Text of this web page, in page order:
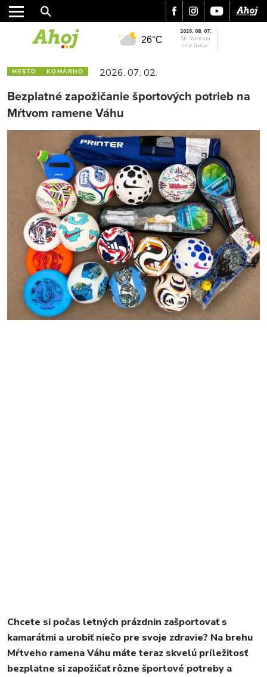
MESTO
REGIÓN
ŠPORT
26°C
2026. 08. 07.
SK: Štefánia
HU: Ibolya
MESTO KOMÁRNO 2026. 07. 02.
Bezplatné zapožičanie športových potrieb na
Mŕtvom ramene Váhu
Chcete si počas letných prázdnin zašportovať s
kamarátmi a urobiť niečo pre svoje zdravie? Na brehu
Mŕtveho ramena Váhu máte teraz skvelú príležitosť
bezplatne si zapožičať rôzne športové potreby a